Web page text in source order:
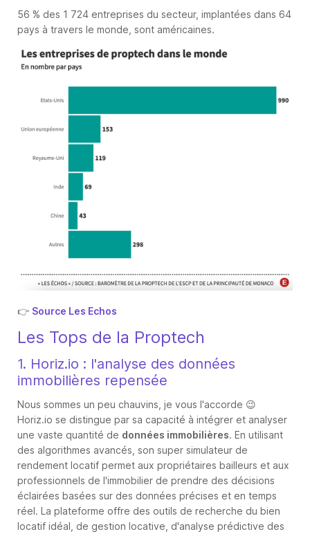
56 % des 1 724 entreprises du secteur, implantées dans 64
pays à travers le monde, sont américaines.
👉 Source Les Echos
Les Tops de la Proptech
1. Horiz.io : l'analyse des données
immobilières repensée
Nous sommes un peu chauvins, je vous l'accorde 😉
Horiz.io se distingue par sa capacité à intégrer et analyser
une vaste quantité de données immobilières. En utilisant
des algorithmes avancés, son super simulateur de
rendement locatif permet aux propriétaires bailleurs et aux
professionnels de l'immobilier de prendre des décisions
éclairées basées sur des données précises et en temps
réel. La plateforme offre des outils de recherche du bien
locatif idéal, de gestion locative, d'analyse prédictive des